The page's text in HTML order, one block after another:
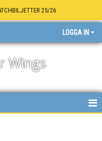
25/26
LOGGA IN
Wings